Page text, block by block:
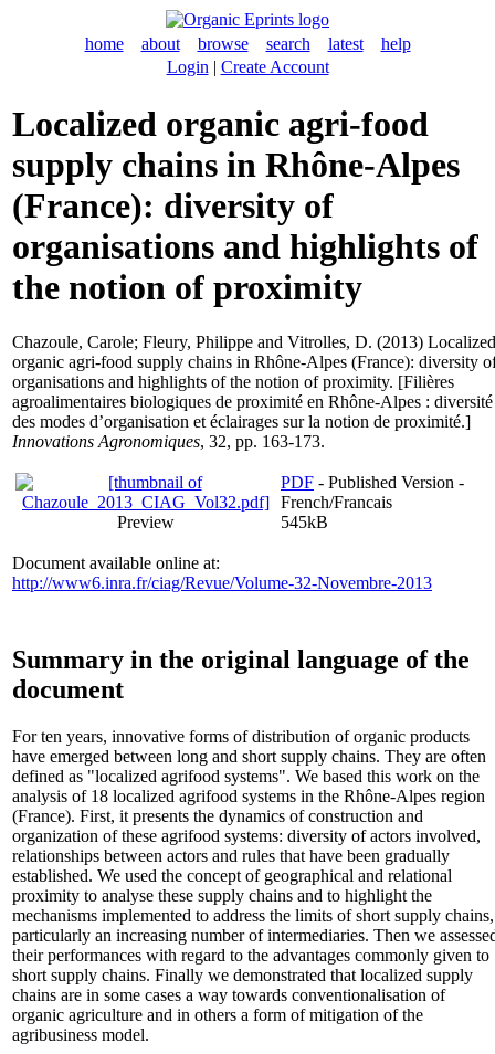
home about browse search latest
help
Login | Create Account
Localized organic agri-food
supply chains in Rhône-Alpes
(France): diversity of
organisations and highlights of
the notion of proximity
Chazoule, Carole; Fleury, Philippe and Vitrolles, D. (2013) Localized
organic agri-food supply chains in Rhône-Alpes (France): diversity
organisations and highlights of the notion of proximity. [Filières
agroalimentaires biologiques de proximité en Rhône-Alpes : diversité
des modes d’organisation et éclairages sur la notion de proximité.]
Innovations Agronomiques, 32, pp. 163-173.
Preview
PDF - Published Version -
French/Francais
545kB
Document available online at:
http://www6.inra.fr/ciag/Revue/Volume-32-Novembre-2013
Summary in the original language of the
document
For ten years, innovative forms of distribution of organic products
have emerged between long and short supply chains. They are often
defined as "localized agrifood systems". We based this work on the
analysis of 18 localized agrifood systems in the Rhône-Alpes region
(France). First, it presents the dynamics of construction and
organization of these agrifood systems: diversity of actors involved,
relationships between actors and rules that have been gradually
established. We used the concept of geographical and relational
proximity to analyse these supply chains and to highlight the
mechanisms implemented to address the limits of short supply chains,
particularly an increasing number of intermediaries. Then we
their performances with regard to the advantages commonly given to
short supply chains. Finally we demonstrated that localized supply
chains are in some cases a way towards conventionalisation of
organic agriculture and in others a form of mitigation of the
agribusiness model.